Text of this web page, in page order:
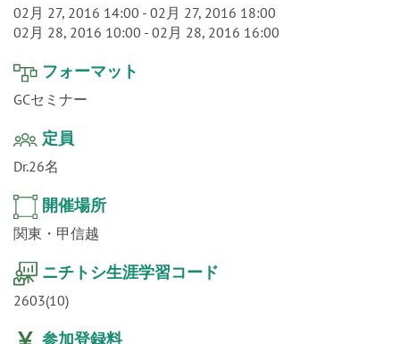
02月 27, 2016 14:00 - 02月 27, 2016 18:00
02月 28, 2016 10:00 - 02月 28, 2016 16:00
フォーマット
GCセミナー
定員
Dr.26名
開催場所
関東・甲信越
ニチトシ生涯学習コード
2603(10)
参加登録料